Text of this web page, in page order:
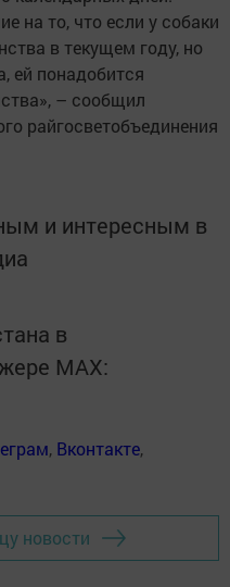
на то, что если у собаки
в текущем году, но
ей понадобится
– сообщил
райгосветобъединения
и интересным в
в
MАХ:
, Вконтакте,
новости